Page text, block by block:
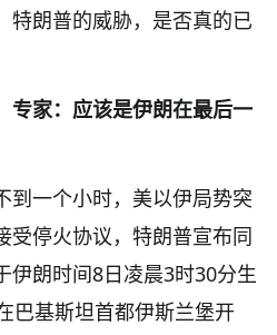
特朗普的威胁，是否真的已
专家：应该是伊朗在最后一
到一个小时，美以伊局势突
受停火协议，特朗普宣布同
伊朗时间8日凌晨3时30分生
巴基斯坦首都伊斯兰堡开